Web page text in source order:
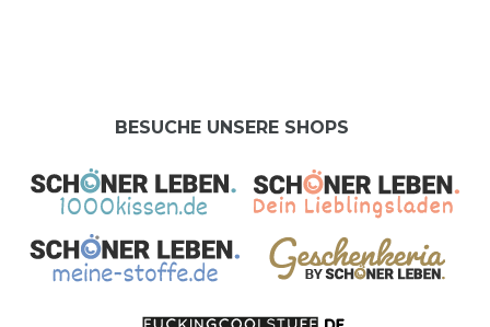
BESUCHE UNSERE SHOPS